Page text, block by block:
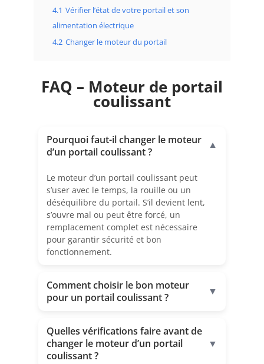
4.1 Vérifier l’état de votre portail et son
alimentation électrique
4.2 Changer le moteur du portail
FAQ – Moteur de portail
coulissant
Pourquoi faut-il changer le moteur
d’un portail coulissant ?
▼
Le moteur d’un portail coulissant peut
s’user avec le temps, la rouille ou un
déséquilibre du portail. S’il devient lent,
s’ouvre mal ou peut être forcé, un
remplacement complet est nécessaire
pour garantir sécurité et bon
fonctionnement.
Comment choisir le bon moteur
pour un portail coulissant ?
▼
Quelles vérifications faire avant de
changer le moteur d’un portail
coulissant ?
▼